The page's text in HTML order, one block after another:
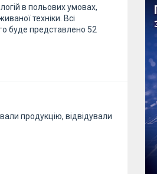
в польових умовах,
техніки. Всі
буде представлено 52
продукцію, відвідували